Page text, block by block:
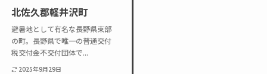
北佐久郡軽井沢町
避暑地として有名な長野県東部
の町。長野県で唯一の普通交付
税交付金不交付団体で...
2025年9月29日